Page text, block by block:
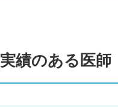
実績のある医師